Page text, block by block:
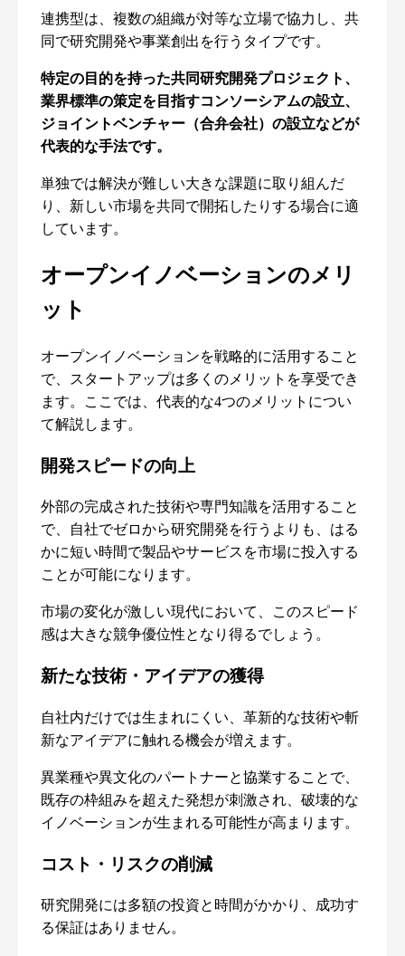
連携型は、複数の組織が対等な立場で協力し、共
同で研究開発や事業創出を行うタイプです。
特定の目的を持った共同研究開発プロジェクト、
業界標準の策定を目指すコンソーシアムの設立、
ジョイントベンチャー（合弁会社）の設立などが
代表的な手法です。
単独では解決が難しい大きな課題に取り組んだ
り、新しい市場を共同で開拓したりする場合に適
しています。
オープンイノベーションのメリ
ット
オープンイノベーションを戦略的に活用すること
で、スタートアップは多くのメリットを享受でき
ます。ここでは、代表的な4つのメリットについ
て解説します。
開発スピードの向上
外部の完成された技術や専門知識を活用すること
で、自社でゼロから研究開発を行うよりも、はる
かに短い時間で製品やサービスを市場に投入する
ことが可能になります。
市場の変化が激しい現代において、このスピード
感は大きな競争優位性となり得るでしょう。
新たな技術・アイデアの獲得
自社内だけでは生まれにくい、革新的な技術や斬
新なアイデアに触れる機会が増えます。
異業種や異文化のパートナーと協業することで、
既存の枠組みを超えた発想が刺激され、破壊的な
イノベーションが生まれる可能性が高まります。
コスト・リスクの削減
研究開発には多額の投資と時間がかかり、成功す
る保証はありません。